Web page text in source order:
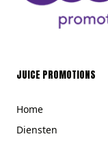
JUICE PROMOTIONS
Home
Diensten